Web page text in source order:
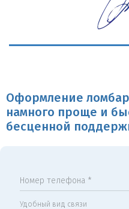
Оформление
намного проще и
бесценной
Номер телефона *
Удобный вид связи